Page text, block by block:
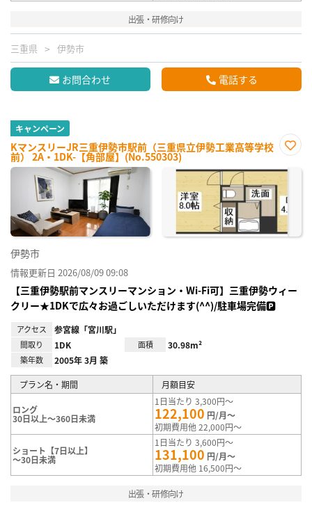
出張・研修向け
三重県 伊勢市
お問合わせ 電話する
キャンペーン
KマンスリーJR三重伊勢市駅前（三重県立伊勢工業高等学校
前） 2A・1DK-【角部屋】(No.550303)
に入
伊勢市
情報更新日 2026/08/09 09:08
【三重伊勢駅前マンスリーマンション・Wi-Fi可】三重伊勢ウィー
クリー★1DKで広々お過ごしいただけます(^^)/駐車場完備🅿
アクセス 参宮線「宮川駅」
間取り 1DK 面積 30.98m²
築年数 2005年 3月 築
プラン名・期間 月額目安
ロング
30日以上～360日未満
1日当たり 3,300円～
122,100 円/月～
初期費用他 22,000円～
ショート【7日以上】
～30日未満
1日当たり 3,600円～
131,100 円/月～
初期費用他 16,500円～
出張・研修向け